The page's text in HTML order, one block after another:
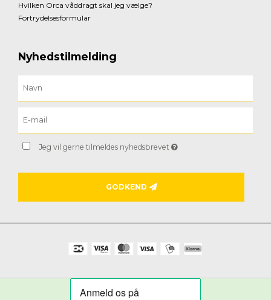
Hvilken Orca våddragt skal jeg vælge?
Fortrydelsesformular
Nyhedstilmelding
Jeg vil gerne tilmeldes nyhedsbrevet
GODKEND